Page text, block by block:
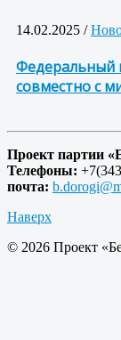
14.02.2025 /
Федеральный
совместно с
Проект партии
Телефоны:
почта:
Наверх
© 2026 Проект